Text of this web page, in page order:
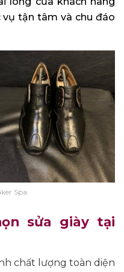
tận tâm và chu đáo
Spa
sửa giày tại
chất lượng toàn diện